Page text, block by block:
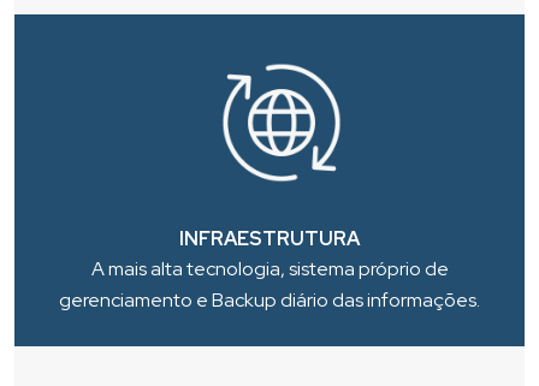
INFRAESTRUTURA
A mais alta tecnologia, sistema próprio de
gerenciamento e Backup diário das informações.